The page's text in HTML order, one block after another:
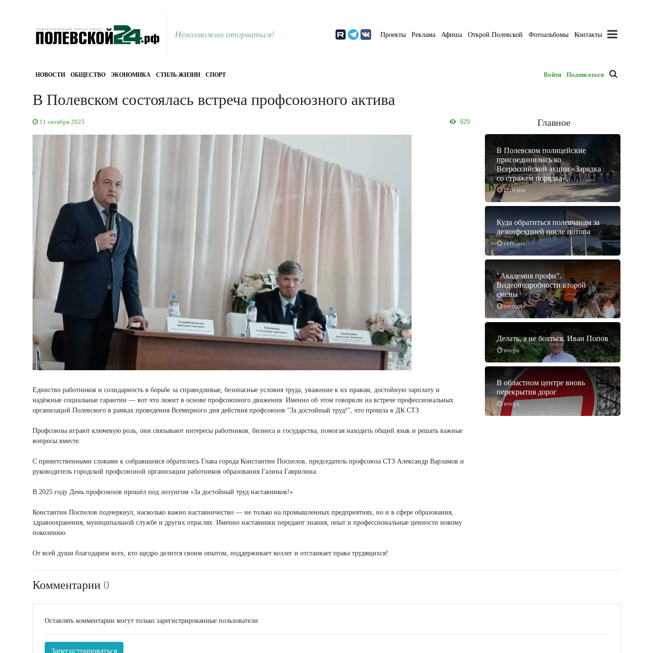
Невозможно оторваться! Проекты Реклама Афиша Открой Полевской Фотоальбомы Контакты
НОВОСТИ ОБЩЕСТВО ЭКОНОМИКА СТИЛЬ ЖИЗНИ СПОРТ Войти Подписаться
В Полевском состоялась встреча профсоюзного актива
11 октября 2025 929
Единство работников и солидарность в борьбе за справедливые, безопасные условия труда, уважение к их правам, достойную зарплату и
надёжные социальные гарантии — вот что лежит в основе профсоюзного движения. Именно об этом говорили на встрече профессиональных
организаций Полевского в рамках проведения Всемирного дня действия профсоюзов "За достойный труд!", что прошла в ДК СТЗ.
Профсоюзы играют ключевую роль, они связывают интересы работников, бизнеса и государства, помогая находить общий язык и решать важные
вопросы вместе.
С приветственными словами к собравшимся обратились Глава города Константин Поспелов, председатель профсоюза СТЗ Александр Варламов и
руководитель городской профсоюзной организации работников образования Галина Гаврилина.
В 2025 году День профсоюзов прошёл под лозунгом «За достойный труд наставников!»
Константин Поспелов подчеркнул, насколько важно наставничество — не только на промышленных предприятиях, но и в сфере образования,
здравоохранения, муниципальной службе и других отраслях. Именно наставники передают знания, опыт и профессиональные ценности новому
поколению.
От всей души благодарим всех, кто щедро делится своим опытом, поддерживает коллег и отстаивает права трудящихся!
Главное
сегодня
В Полевском полицейские
присоединились ко
Всероссийской акции «Зарядка
со стражем порядка».
сегодня
Куда обратиться полевчанам за
дезинфекцией после потопа
сегодня
"Академия профи".
Видеоподробности второй
смены
вчера
Делать, а не бояться. Иван Попов
вчера
В областном центре вновь
перекрытия дорог
Комментарии 0
Оставлять комментарии могут только зарегистрированные пользователи.
Зарегистрироваться